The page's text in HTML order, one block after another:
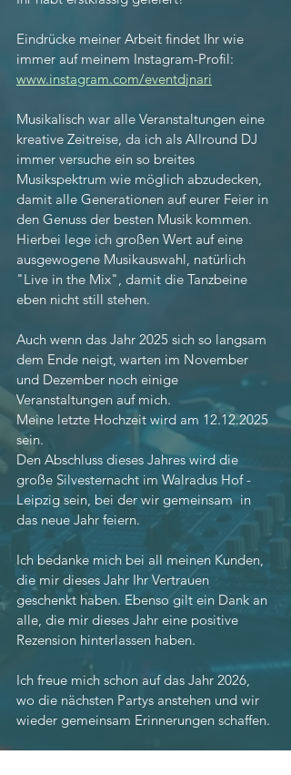
Eindrücke meiner Arbeit findet Ihr wie
immer auf meinem Instagram-Profil:
www.instagram.com/eventdjnari
Musikalisch war alle Veranstaltungen eine
kreative Zeitreise, da ich als Allround DJ
immer versuche ein so breites
Musikspektrum wie möglich abzudecken,
damit alle Generationen auf eurer Feier in
den Genuss der besten Musik kommen.
Hierbei lege ich großen Wert auf eine
ausgewogene Musikauswahl, natürlich
"Live in the Mix", damit die Tanzbeine
eben nicht still stehen.
Auch wenn das Jahr 2025 sich so langsam
dem Ende neigt, warten im November
und Dezember noch einige
Veranstaltungen auf mich.
Meine letzte Hochzeit wird am 12.12.2025
sein.
Den Abschluss dieses Jahres wird die
große Silvesternacht im Walradus Hof -
Leipzig sein, bei der wir gemeinsam  in
das neue Jahr feiern.
Ich bedanke mich bei all meinen Kunden,
die mir dieses Jahr Ihr Vertrauen
geschenkt haben. Ebenso gilt ein Dank an
alle, die mir dieses Jahr eine positive
Rezension hinterlassen haben.
Ich freue mich schon auf das Jahr 2026,
wo die nächsten Partys anstehen und wir
wieder gemeinsam Erinnerungen schaffen.